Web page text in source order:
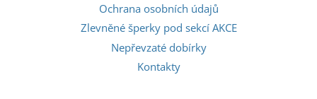
Ochrana osobních údajů
Zlevněné šperky pod sekcí AKCE
Nepřevzaté dobírky
Kontakty